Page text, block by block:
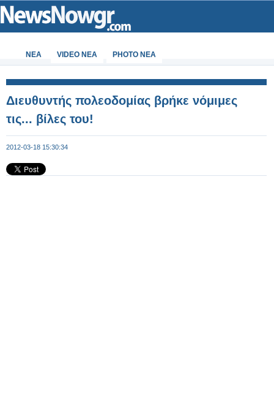
ΝΕΑ VIDEO NEA PHOTO NEA
Διευθυντής πολεοδομίας βρήκε νόμιμες
τις... βίλες του!
2012-03-18 15:30:34